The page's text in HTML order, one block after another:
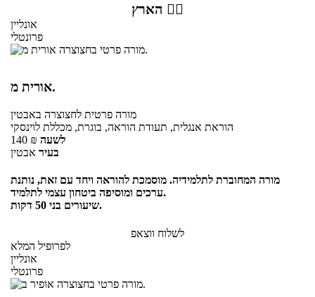
הארץ 👇🏼
אונליין
פרונטלי
אורית מ.
מורה פרטית לחצוצרה באבטין
הוראת אנגלית, תעודת הוראה, בוגרת, מכללת לוינסקי
140 ₪ לשעה
בעיר אבטין
מורה המחוברת לתלמידיה. מוסמכת להוראה ויחד עם זאת, נותנת
ערכים ומוסיפה ביטחון עצמי לתלמיד.
שיעורים בני 50 דקות.
לשלוח ווצאפ
לפרופיל המלא
אונליין
פרונטלי